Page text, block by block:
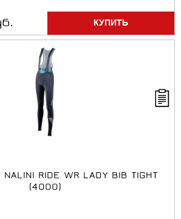
RIDE WR LADY BIB TIGHT
(4000)